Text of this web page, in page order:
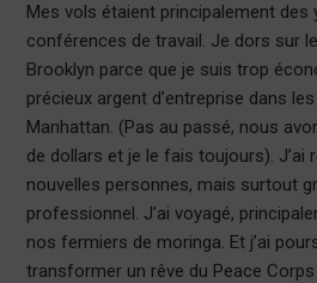
Mes vols étaient principalement des
conférences de travail. Je dors sur
Brooklyn parce que je suis trop
précieux argent d’entreprise dans
Manhattan. (Pas au passé, nous
de dollars et je le fais toujours). J’ai
nouvelles personnes, mais surtout
professionnel. J’ai voyagé,
nos fermiers de moringa. Et j’ai
transformer un rêve du Peace